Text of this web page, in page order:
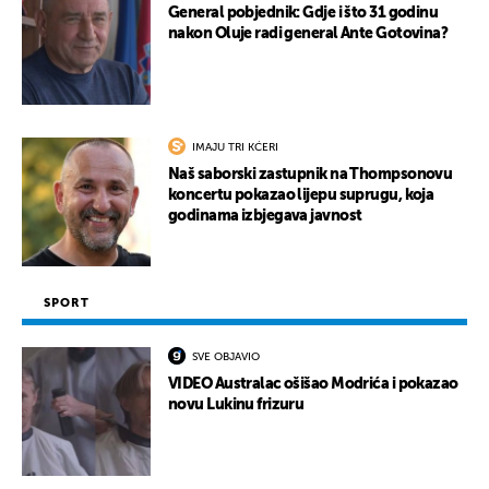
General pobjednik: Gdje i što 31 godinu
nakon Oluje radi general Ante Gotovina?
IMAJU TRI KĆERI
Naš saborski zastupnik na Thompsonovu
koncertu pokazao lijepu suprugu, koja
godinama izbjegava javnost
SPORT
SVE OBJAVIO
VIDEO Australac ošišao Modrića i pokazao
novu Lukinu frizuru